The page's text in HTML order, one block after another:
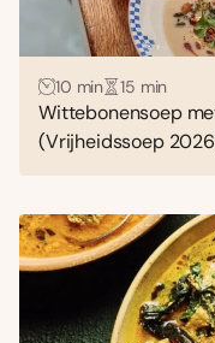
10 min 15 min
Wittebonensoep
(Vrijheidssoep